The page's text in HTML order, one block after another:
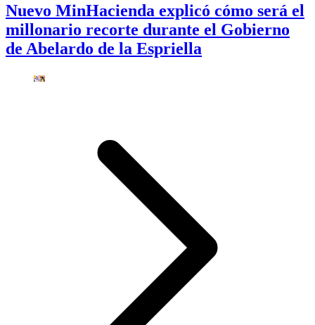
Nuevo MinHacienda explicó cómo será el
millonario recorte durante el Gobierno
de Abelardo de la Espriella